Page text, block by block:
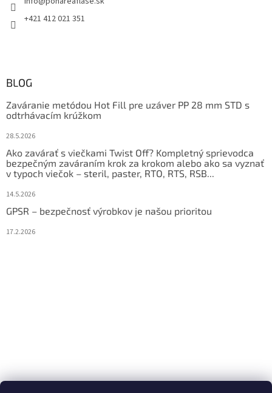
+421 412 021 351
BLOG
Zaváranie metódou Hot Fill pre uzáver PP 28 mm STD s
odtrhávacím krúžkom
28.5.2026
Ako zavárať s viečkami Twist Off? Kompletný sprievodca
bezpečným zaváraním krok za krokom alebo ako sa vyznať
v typoch viečok – steril, paster, RTO, RTS, RSB...
14.5.2026
GPSR – bezpečnosť výrobkov je našou prioritou
17.2.2026